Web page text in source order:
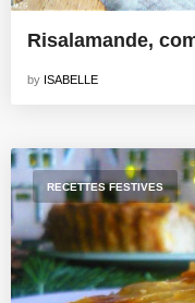
Risalamande,
by ISABELLE
RECETTES FESTIVES